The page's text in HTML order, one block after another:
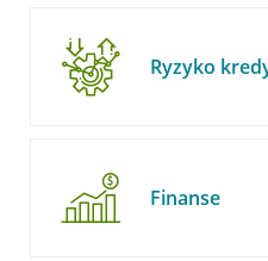
Ryzyko
Finanse